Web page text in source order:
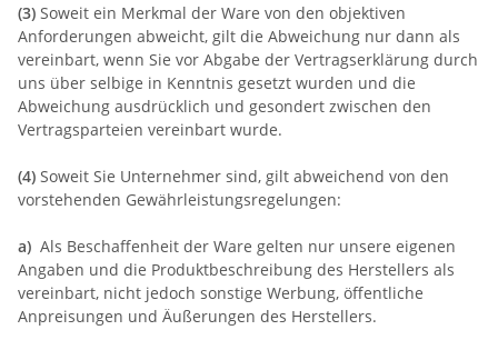
(3) Soweit ein Merkmal der Ware von den objektiven
Anforderungen abweicht, gilt die Abweichung nur dann als
vereinbart, wenn Sie vor Abgabe der Vertragserklärung durch
uns über selbige in Kenntnis gesetzt wurden und die
Abweichung ausdrücklich und gesondert zwischen den
Vertragsparteien vereinbart wurde.
(4) Soweit Sie Unternehmer sind, gilt abweichend von den
vorstehenden Gewährleistungsregelungen:
a) Als Beschaffenheit der Ware gelten nur unsere eigenen
Angaben und die Produktbeschreibung des Herstellers als
vereinbart, nicht jedoch sonstige Werbung, öffentliche
Anpreisungen und Äußerungen des Herstellers.